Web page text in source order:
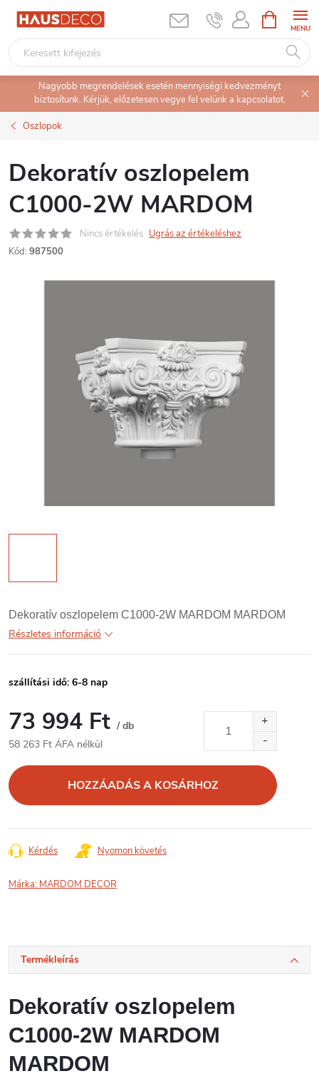
Ugrás
tartalomhoz
KOSÁR
Nagyobb megrendelések esetén mennyiségi kedvezményt
biztosítunk. Kérjük, előzetesen vegye fel velünk a kapcsolatot.
Oszlopok
Dekoratív oszlopelem
C1000-2W MARDOM
Nincs értékelés Ugrás az értékeléshez
Kód: 987500
Dekoratív oszlopelem C1000-2W MARDOM MARDOM
Részletes információ
szállítási idő: 6-8 nap
73 994 Ft / db
58 263 Ft ÁFA nélkül
HOZZÁADÁS A KOSÁRHOZ
Kérdés Nyomon követés
Márka: MARDOM DECOR
Termékleírás
Dekoratív oszlopelem
C1000-2W MARDOM
MARDOM